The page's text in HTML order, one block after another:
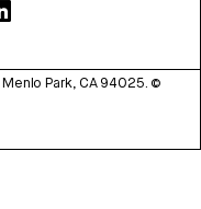
Park, CA 94025. ©